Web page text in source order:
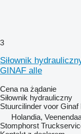
3
Siłownik
GINAF alle
Cena na żądanie
Siłownik hydrauliczny
Stuurcilinder voor Ginaf
Holandia,
Stomphorst